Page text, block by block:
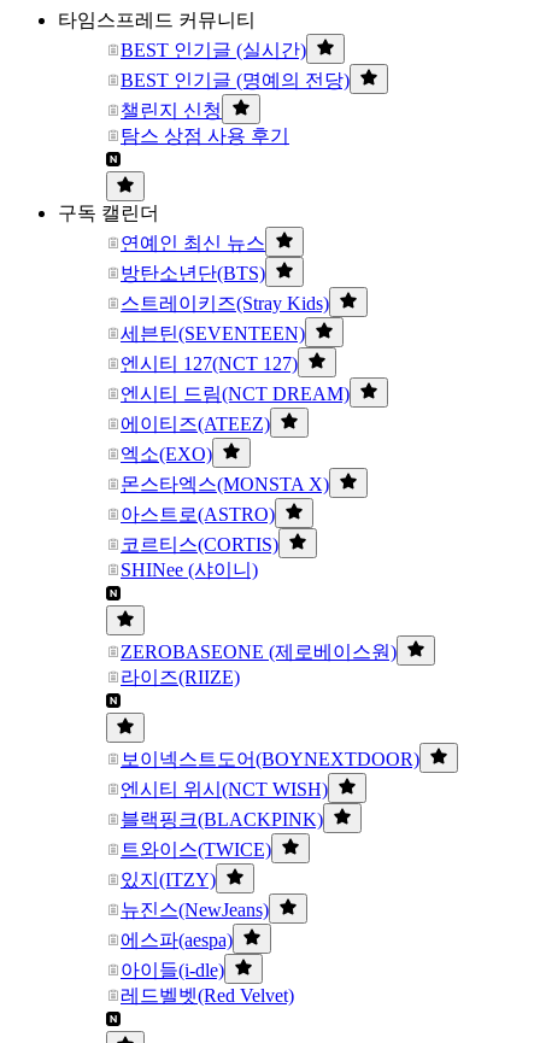
타임스프레드 커뮤니티
BEST 인기글 (실시간)
BEST 인기글 (명예의 전당)
챌린지 신청
탐스 상점 사용 후기
구독 캘린더
연예인 최신 뉴스
방탄소년단(BTS)
스트레이키즈(Stray Kids)
세븐틴(SEVENTEEN)
엔시티 127(NCT 127)
엔시티 드림(NCT DREAM)
에이티즈(ATEEZ)
엑소(EXO)
몬스타엑스(MONSTA X)
아스트로(ASTRO)
코르티스(CORTIS)
SHINee (샤이니)
ZEROBASEONE (제로베이스원)
라이즈(RIIZE)
보이넥스트도어(BOYNEXTDOOR)
엔시티 위시(NCT WISH)
블랙핑크(BLACKPINK)
트와이스(TWICE)
있지(ITZY)
뉴진스(NewJeans)
에스파(aespa)
아이들(i-dle)
레드벨벳(Red Velvet)